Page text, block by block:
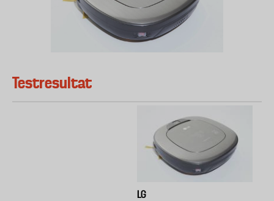
Testresultat
LG